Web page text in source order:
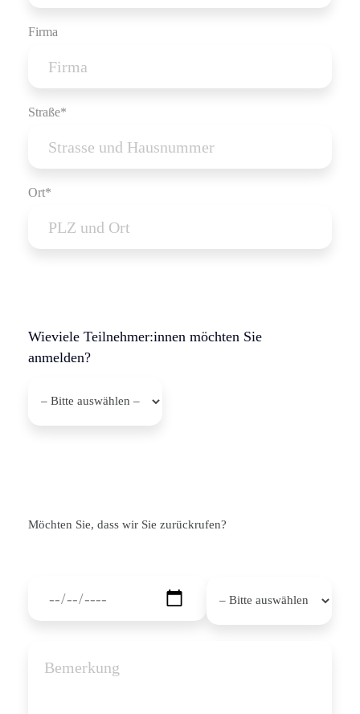
Firma
Straße*
Ort*
Wieviele Teilnehmer:innen möchten Sie
anmelden?
Möchten Sie, dass wir Sie zurückrufen?